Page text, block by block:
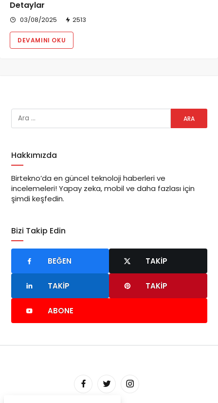
Detaylar
03/08/2025 2513
DEVAMINI OKU
Hakkımızda
Birtekno’da en güncel teknoloji haberleri ve
incelemeleri! Yapay zeka, mobil ve daha fazlası için
şimdi keşfedin.
Bizi Takip Edin
BEĞEN TAKIP
TAKIP TAKIP
ABONE